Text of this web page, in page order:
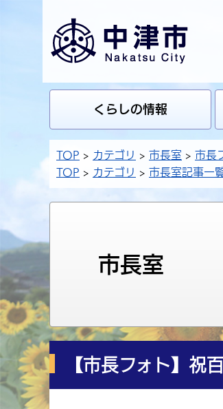
くらしの情報
TOP カテゴリ 市長室 市長
TOP
カテゴリ 市長室記事一
市長室
【市長フォト】祝